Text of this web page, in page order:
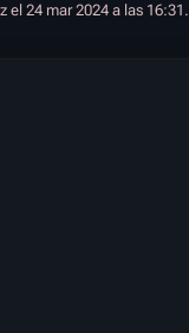
el 24 mar 2024 a las 16:31.